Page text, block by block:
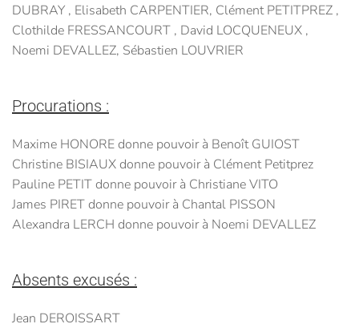
DUBRAY , Elisabeth CARPENTIER, Clément PETITPREZ ,
Clothilde FRESSANCOURT , David LOCQUENEUX ,
Noemi DEVALLEZ, Sébastien LOUVRIER
Procurations :
Maxime HONORE donne pouvoir à Benoît GUIOST
Christine BISIAUX donne pouvoir à Clément Petitprez
Pauline PETIT donne pouvoir à Christiane VITO
James PIRET donne pouvoir à Chantal PISSON
Alexandra LERCH donne pouvoir à Noemi DEVALLEZ
Absents excusés :
Jean DEROISSART